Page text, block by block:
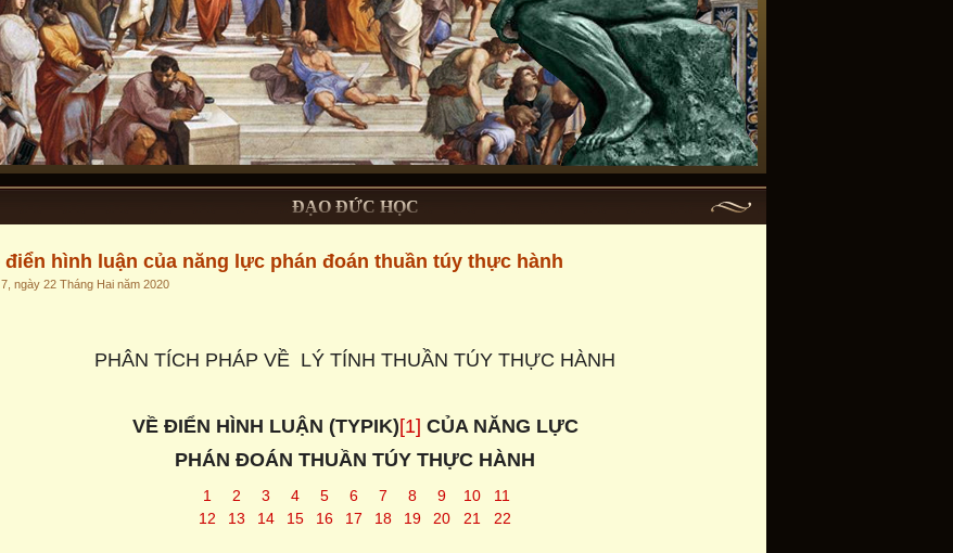
ĐẠO ĐỨC HỌC
điển hình luận của năng lực phán đoán thuần túy thực hành
ngày 22 Tháng Hai năm 2020
PHÂN TÍCH PHÁP VỀ LÝ TÍNH THUẦN TÚY THỰC HÀNH
VỀ ĐIỂN HÌNH LUẬN (TYPIK)[1] CỦA NĂNG LỰC
PHÁN ĐOÁN THUẦN TÚY THỰC HÀNH
1 2 3 4 5 6 7 8 9 10
11
12
13 14 15 16 17 18 19 20 21 22